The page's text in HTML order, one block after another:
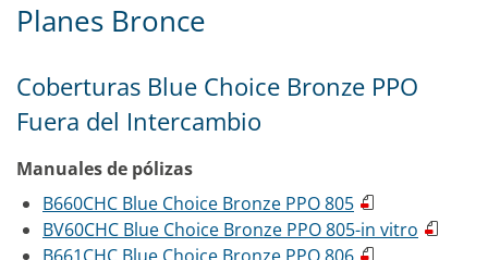
Planes Bronce
Coberturas Blue Choice Bronze PPO
Fuera del Intercambio
Manuales de pólizas
B660CHC Blue Choice Bronze PPO 805
BV60CHC Blue Choice Bronze PPO 805-in vitro